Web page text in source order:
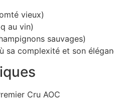
vieux)
au vin)
sauvages)
sa complexité et son
Cru AOC